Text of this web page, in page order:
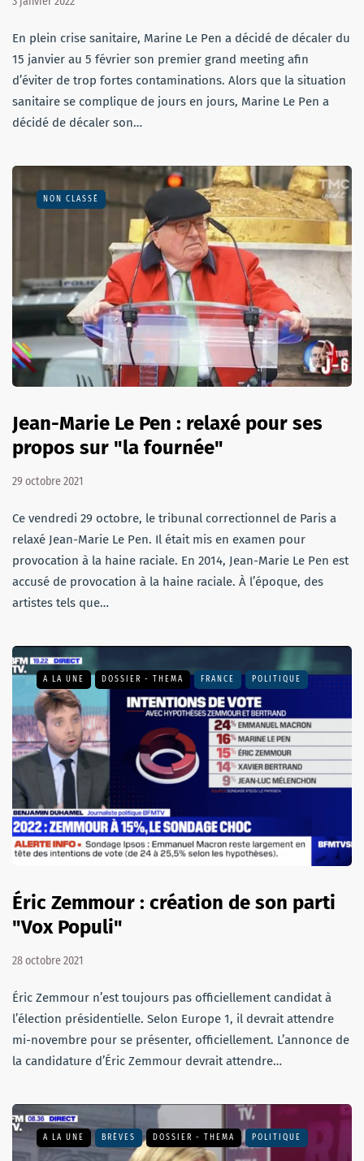
En plein crise sanitaire, Marine Le Pen a décidé de décaler du
15 janvier au 5 février son premier grand meeting afin
d’éviter de trop fortes contaminations. Alors que la situation
sanitaire se complique de jours en jours, Marine Le Pen a
décidé de décaler son…
NON CLASSÉ
Jean-Marie Le Pen : relaxé pour ses
propos sur "la fournée"
29 octobre 2021
Ce vendredi 29 octobre, le tribunal correctionnel de Paris a
relaxé Jean-Marie Le Pen. Il était mis en examen pour
provocation à la haine raciale. En 2014, Jean-Marie Le Pen est
accusé de provocation à la haine raciale. À l’époque, des
artistes tels que…
A LA UNE DOSSIER - THEMA FRANCE POLITIQUE
Éric Zemmour : création de son parti
"Vox Populi"
28 octobre 2021
Éric Zemmour n’est toujours pas officiellement candidat à
l’élection présidentielle. Selon Europe 1, il devrait attendre
mi-novembre pour se présenter, officiellement. L’annonce de
la candidature d’Éric Zemmour devrait attendre…
A LA UNE BRÈVES DOSSIER - THEMA POLITIQUE